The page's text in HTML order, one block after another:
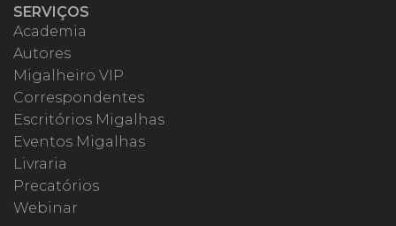
SERVIÇOS
Academia
Autores
Migalheiro VIP
Correspondentes
Escritórios Migalhas
Eventos Migalhas
Livraria
Precatórios
Webinar